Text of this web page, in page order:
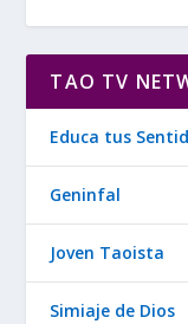
TAO TV
Educa tus
Geninfal
Joven Taoista
Simiaje de Dios